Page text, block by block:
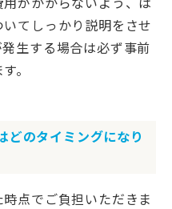
てしっかり説明をさせ
生する場合は必ず事前
。
どのタイミングになり
点でご負担いただきま